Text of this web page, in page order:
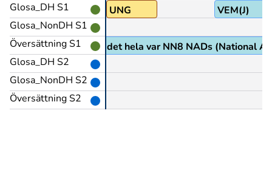
Glosa_DH S1
Glosa_NonDH S1
Översättning S1
Glosa_DH S2
Glosa_NonDH S2
Översättning S2
UNG VEM(J)
som hade ordnat det hela var NN8 NADs (National